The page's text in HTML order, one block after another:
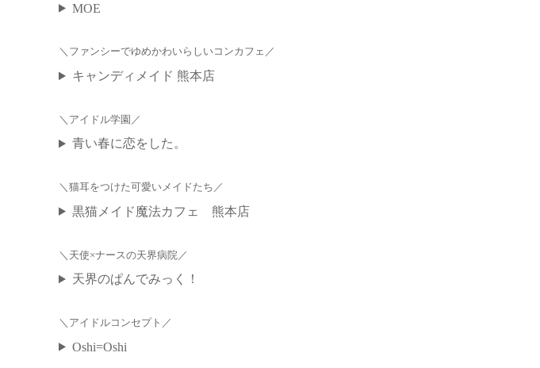
MOE
＼ ファンシーでゆめかわいらしいコンカフェ ／
キャンディメイド 熊本店
＼ アイドル学園 ／
青い春に恋をした。
＼ 猫耳をつけた可愛いメイドたち ／
黒猫メイド魔法カフェ 熊本店
＼ 天使×ナースの天界病院 ／
天界のぱんでみっく！
＼ アイドルコンセプト ／
Oshi=Oshi